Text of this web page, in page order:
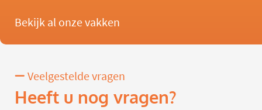
Bekijk al onze vakken
Veelgestelde vragen
Heeft u nog vragen?